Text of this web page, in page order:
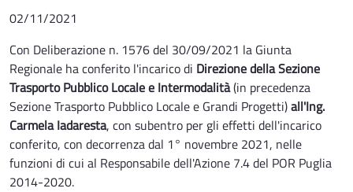
02/11/2021
Con Deliberazione n. 1576 del 30/09/2021 la Giunta
Regionale ha conferito l'incarico di Direzione della Sezione
Trasporto Pubblico Locale e Intermodalità(in precedenza
Sezione Trasporto Pubblico Locale e Grandi Progetti)all'Ing.
Carmela Iadaresta, con subentro per gli effetti dell'incarico
conferito, con decorrenza dal 1° novembre 2021, nelle
funzioni di cui al Responsabile dell'Azione 7.4 del POR Puglia
2014-2020.